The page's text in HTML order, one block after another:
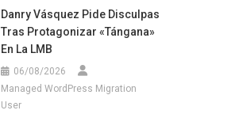
Danry Vásquez Pide Disculpas
Tras Protagonizar «tángana»
En La LMB
06/08/2026
Managed WordPress Migration
User